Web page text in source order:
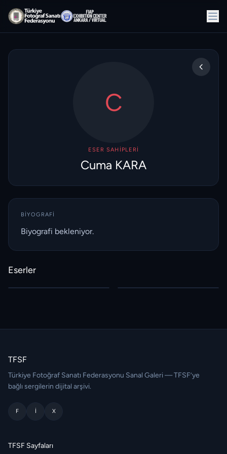
C
ESER SAHIPLERI
Cuma KARA
BIYOGRAFI
Biyografi bekleniyor.
Eserler
TFSF
Türkiye Fotoğraf Sanatı Federasyonu Sanal Galeri — TFSF’ye
bağlı sergilerin dijital arşivi.
F I X
TFSF Sayfaları